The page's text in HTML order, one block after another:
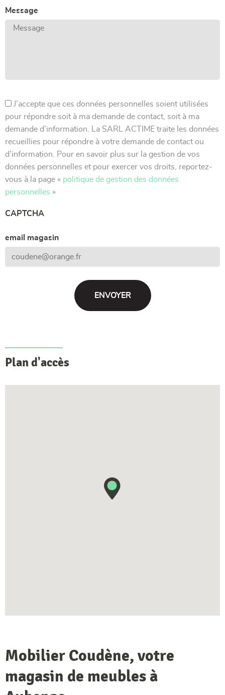
Message
J’accepte que ces données personnelles soient utilisées
pour répondre soit à ma demande de contact, soit à ma
demande d’information. La SARL ACTIME traite les données
recueillies pour répondre à votre demande de contact ou
d’information. Pour en savoir plus sur la gestion de vos
données personnelles et pour exercer vos droits, reportez-
vous à la page « politique de gestion des données
personnelles »
CAPTCHA
email magasin
Plan d'accès
Mobilier Coudène, votre
magasin de meubles à